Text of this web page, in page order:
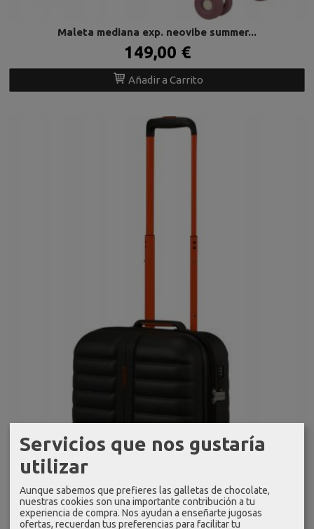
Maleta mediana exp. neovibe summer...
149,00 €
Añadir a Carrito
Servicios que nos gustaría
utilizar
Aunque sabemos que prefieres las galletas de chocolate,
nuestras cookies son una importante contribución a tu
experiencia de compra. Nos ayudan a enseñarte jugosas
ofertas, recuerdan tus preferencias para facilitar tu